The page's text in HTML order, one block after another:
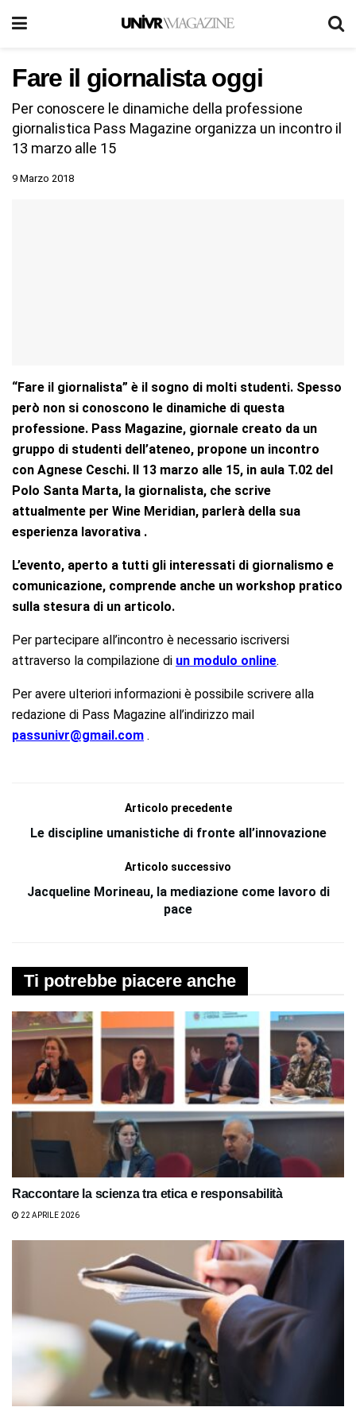
Fare il giornalista oggi
Per conoscere le dinamiche della professione
giornalistica Pass Magazine organizza un incontro il
13 marzo alle 15
9 Marzo 2018
“Fare il giornalista” è il sogno di molti studenti. Spesso
però non si conoscono le dinamiche di questa
professione. Pass Magazine, giornale creato da un
gruppo di studenti dell’ateneo, propone un incontro
con Agnese Ceschi. Il 13 marzo alle 15, in aula T.02 del
Polo Santa Marta, la giornalista, che scrive
attualmente per Wine Meridian, parlerà della sua
esperienza lavorativa .
L’evento, aperto a tutti gli interessati di giornalismo e
comunicazione, comprende anche un workshop pratico
sulla stesura di un articolo.
Per partecipare all’incontro è necessario iscriversi
attraverso la compilazione di un modulo online.
Per avere ulteriori informazioni è possibile scrivere alla
redazione di Pass Magazine all’indirizzo mail
passunivr@gmail.com .
Articolo precedente
Le discipline umanistiche di fronte all’innovazione
Articolo successivo
Jacqueline Morineau, la mediazione come lavoro di
pace
Ti potrebbe piacere anche
Raccontare la scienza tra etica e responsabilità
22 APRILE 2026